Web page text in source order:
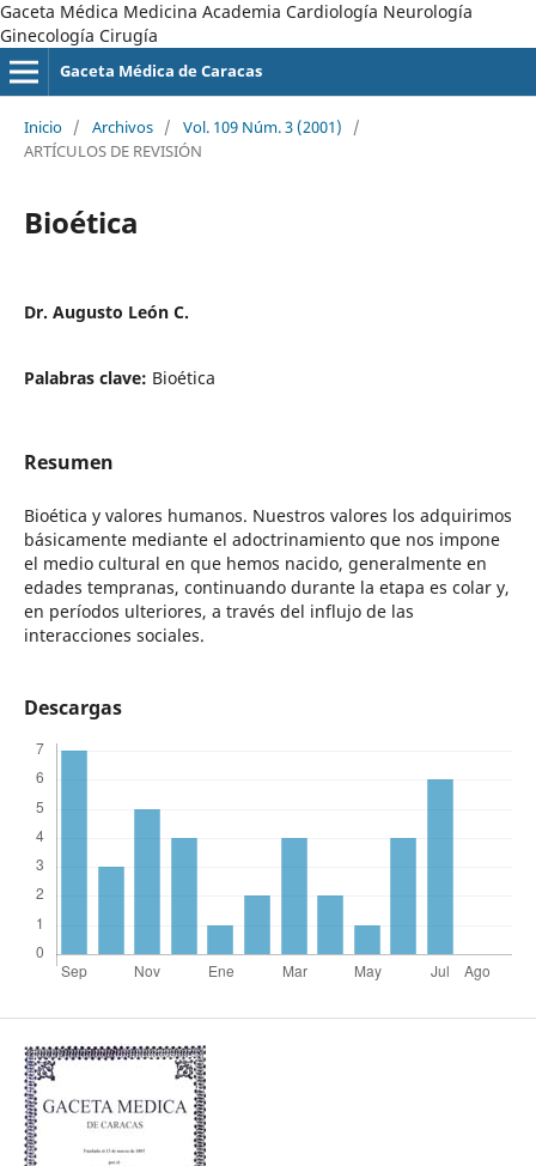
Gaceta Médica Medicina Academia Cardiología Neurología
Ginecología Cirugía
Gaceta Médica de Caracas
Inicio / Archivos / Vol. 109 Núm. 3 (2001)
/
ARTÍCULOS DE REVISIÓN
Bioética
Dr. Augusto León C.
Palabras clave: Bioética
Resumen
Bioética y valores humanos. Nuestros valores los adquirimos
básicamente mediante el adoctrinamiento que nos impone
el medio cultural en que hemos nacido, generalmente en
edades tempranas, continuando durante la etapa es colar y,
en períodos ulteriores, a través del influjo de las
interacciones sociales.
Descargas